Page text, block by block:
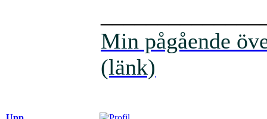
Min pågående
(länk)